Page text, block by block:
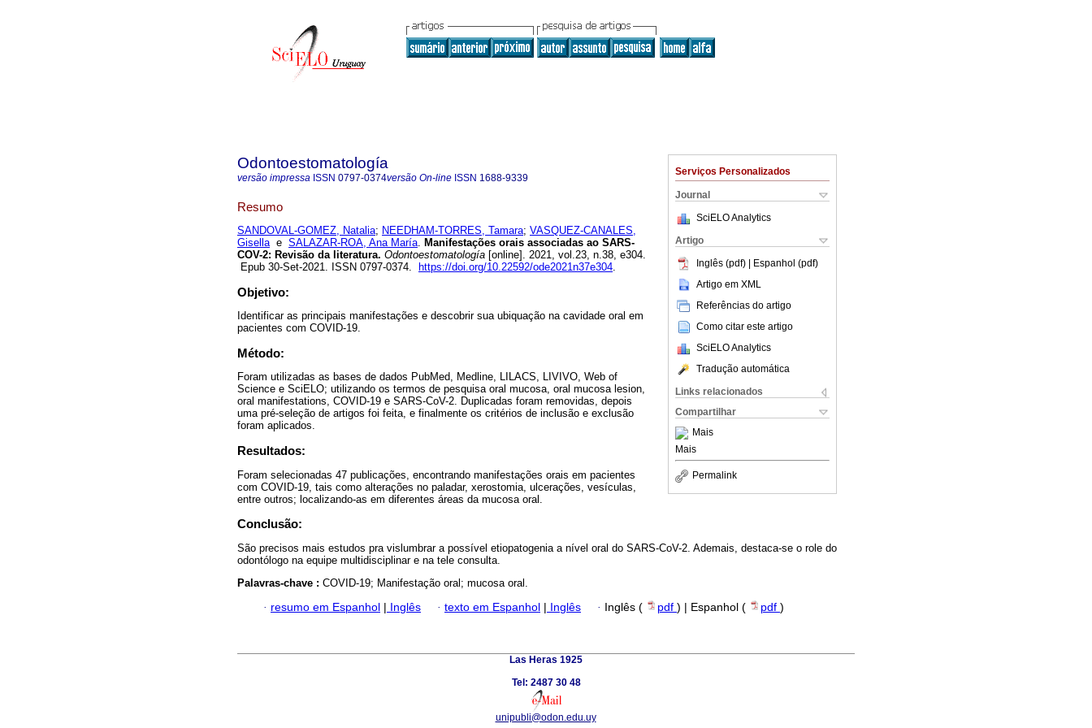
Serviços Personalizados
Journal
SciELO Analytics
Artigo
Inglês (pdf) | Espanhol (pdf)
Artigo em XML
Referências do artigo
Como citar este artigo
SciELO Analytics
Tradução automática
Links relacionados
Compartilhar
Mais
Mais
Permalink
Odontoestomatología
versão impressa ISSN 0797-0374versão On-line ISSN 1688-9339
Resumo
SANDOVAL-GOMEZ, Natalia; NEEDHAM-TORRES, Tamara; VASQUEZ-CANALES,
Gisellae SALAZAR-ROA, Ana María. Manifestações orais associadas ao SARS-
COV-2: Revisão da literatura. Odontoestomatología [online]. 2021, vol.23, n.38, e304.
Epub 30-Set-2021. ISSN 0797-0374.
https://doi.org/10.22592/ode2021n37e304.
Objetivo:
Identificar as principais manifestações e descobrir sua ubiquação na cavidade oral em
pacientes com COVID-19.
Método:
Foram utilizadas as bases de dados PubMed, Medline, LILACS, LIVIVO, Web of
Science e SciELO; utilizando os termos de pesquisa oral mucosa, oral mucosa lesion,
oral manifestations, COVID-19 e SARS-CoV-2. Duplicadas foram removidas, depois
uma pré-seleção de artigos foi feita, e finalmente os critérios de inclusão e exclusão
foram aplicados.
Resultados:
Foram selecionadas 47 publicações, encontrando manifestações orais em pacientes
com COVID-19, tais como alterações no paladar, xerostomia, ulcerações, vesículas,
entre outros; localizando-as em diferentes áreas da mucosa oral.
Conclusão:
São precisos mais estudos pra vislumbrar a possível etiopatogenia a nível oral do SARS-CoV-2. Ademais, destaca-se o role do
odontólogo na equipe multidisciplinar e na tele consulta.
Palavras-chave : COVID-19; Manifestação oral; mucosa oral.
· resumo em Espanhol Inglês · texto em Espanhol Inglês · Inglês ( pdf ) | Espanhol ( pdf )
Las Heras 1925
Tel: 2487 30 48
unipubli@odon.edu.uy